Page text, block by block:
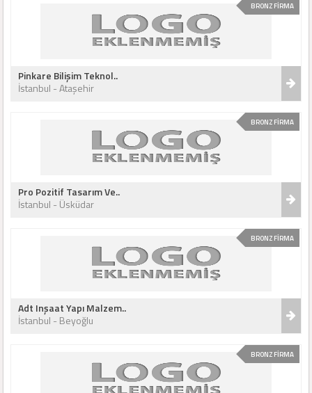
BRONZ FİRMA
Pinkare Bilişim Teknol..
İstanbul - Ataşehir
BRONZ FİRMA
Pro Pozitif Tasarım Ve..
İstanbul - Üsküdar
BRONZ FİRMA
Adt Inşaat Yapı Malzem..
İstanbul - Beyoğlu
BRONZ FİRMA